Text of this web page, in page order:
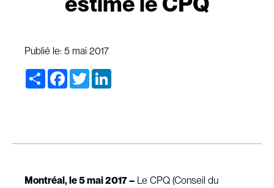
Publié le: 5 mai 2017
Share Facebook
Twitter
Montréal, le 5 mai 2017 – Le CPQ (Conseil du